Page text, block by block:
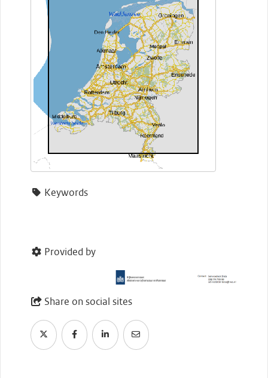
Keywords
Provided by
Share on social sites